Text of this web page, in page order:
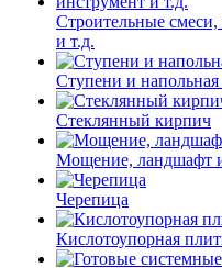
Строительные
и т.д.
Ступени и напольная
Cтеклянный кирпич
Мощение, ландшафт и
Черепица
Кислотоупорная